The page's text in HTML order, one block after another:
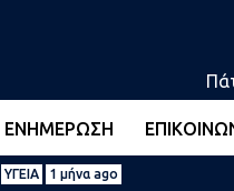
ΕΝΗΜΈΡΩΣΗ
ΥΓΕΊΑ 1 μήνα ago